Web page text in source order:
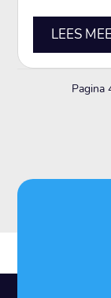
LEES
Pagina